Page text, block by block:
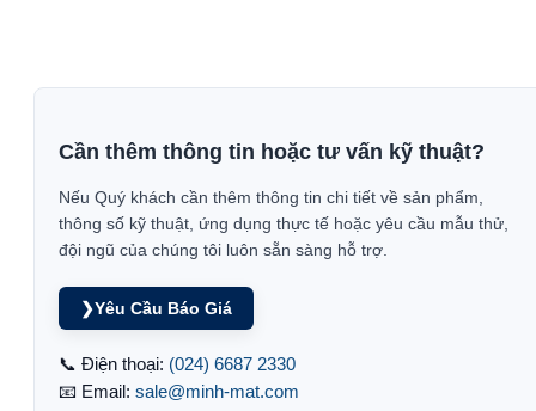
Cần thêm thông tin hoặc tư vấn kỹ thuật?
Nếu Quý khách cần thêm thông tin chi tiết về sản phẩm,
thông số kỹ thuật, ứng dụng thực tế hoặc yêu cầu mẫu thử,
đội ngũ của chúng tôi luôn sẵn sàng hỗ trợ.
❯Yêu Cầu Báo Giá
📞 Điện thoại: (024) 6687 2330
📧 Email: sale@minh-mat.com